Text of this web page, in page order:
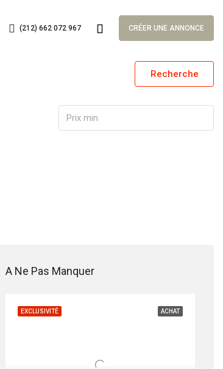
(212) 662 072 967 CRÉER UNE ANNONCE
Recherche
A Ne Pas Manquer
ACHAT
EXCLUSIVITÉ